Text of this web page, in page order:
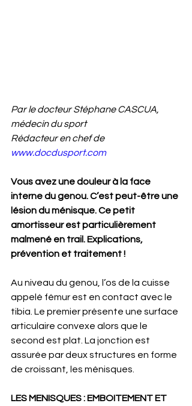
Par le docteur Stéphane CASCUA,
médecin du sport
Rédacteur en chef de
www.docdusport.com
Vous avez une douleur à la face
interne du genou. C’est peut-être une
lésion du ménisque. Ce petit
amortisseur est particulièrement
malmené en trail. Explications,
prévention et traitement !
Au niveau du genou, l’os de la cuisse
appelé fémur est en contact avec le
tibia. Le premier présente une surface
articulaire convexe alors que le
second est plat. La jonction est
assurée par deux structures en forme
de croissant, les ménisques.
LES MENISQUES : EMBOITEMENT ET